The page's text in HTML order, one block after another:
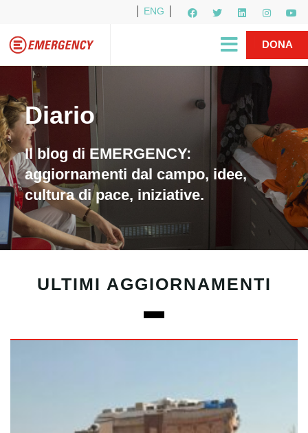
ENG
R1PUD1A
DONA
Diario
Il blog di EMERGENCY:
aggiornamenti dal campo, idee,
cultura di pace, iniziative.
ULTIMI AGGIORNAMENTI